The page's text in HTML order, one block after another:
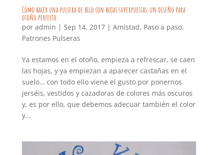
Cómo hacer una pulsera de hilo con hojas superpuestas, un diseño para
otoño perfecto
por admin | Sep 14, 2017| Amistad, Paso a paso,
Patrones Pulseras
Ya estamos en el otoño, empieza a refrescar, se caen
las hojas, y ya empiezan a aparecer castañas en el
suelo… con todo ello viene el gusto por ponernos
jerséis, vestidos y cazadoras de colores más oscuros
y, es por ello, que debemos adecuar también el color
y...